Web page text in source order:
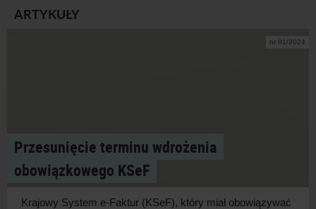
ARTYKUŁY
nr 01/2024
Przesunięcie terminu wdrożenia
obowiązkowego KSeF
Krajowy System e-Faktur (KSeF), który miał obowiązywać